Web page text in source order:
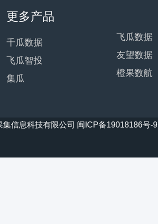
更多产品
千瓜数据
飞瓜智投
集瓜
飞瓜数据
友望数据
橙果数航
信息科技有限公司 闽ICP备19018186号-9